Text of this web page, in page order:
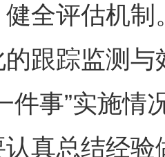
评估机制
跟踪监测
件事”实施情
真总结经